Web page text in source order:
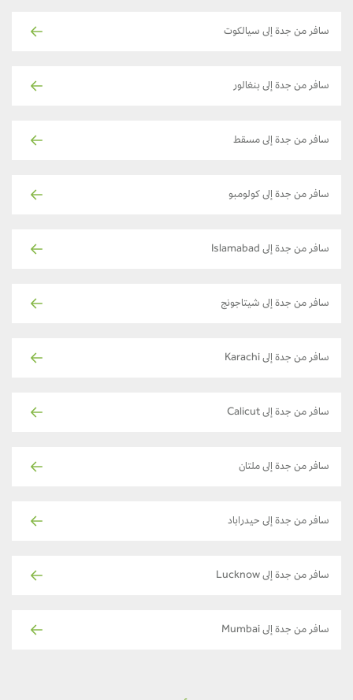
سافر من جدة إلى سيالكوت
سافر من جدة إلى بنغالور
سافر من جدة إلى مسقط
سافر من جدة إلى كولومبو
سافر من جدة إلى Islamabad
سافر من جدة إلى شيتاجونج
سافر من جدة إلى Karachi
سافر من جدة إلى Calicut
سافر من جدة إلى ملتان
سافر من جدة إلى حيدراباد
سافر من جدة إلى Lucknow
سافر من جدة إلى Mumbai